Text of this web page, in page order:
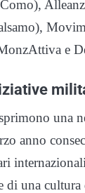
e
una
anno
di una